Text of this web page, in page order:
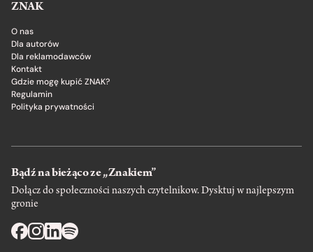
ZNAK
O nas
Dla autorów
Dla reklamodawców
Kontakt
Gdzie mogę kupić ZNAK?
Regulamin
Polityka prywatności
Bądź na bieżąco ze „Znakiem”
Dołącz do społeczności naszych czytelnikow. Dysktuj w najlepszym
gronie